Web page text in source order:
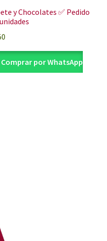
y Chocolates ✅ Pedido
Comprar por WhatsApp